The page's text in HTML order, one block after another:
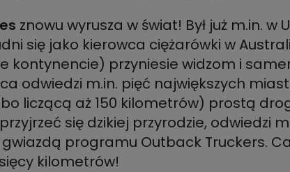
znowu wyrusza w świat! Był już m.in. w
się jako kierowca ciężarówki w
kontynencie) przyniesie widzom i
odwiedzi m.in. pięć największych
liczącą aż 150 kilometrów) prostą
się dzikiej przyrodzie, odwiedzi
programu Outback Truckers.
kilometrów!